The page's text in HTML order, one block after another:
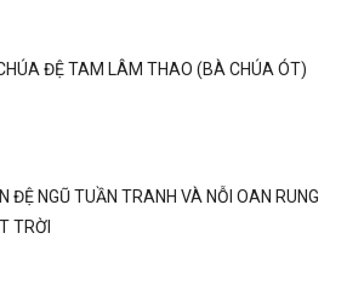
ĐỆ TAM LÂM THAO (BÀ CHÚA ÓT)
ĐỆ NGŨ TUẦN TRANH VÀ NỖI OAN RUNG
TRỜI